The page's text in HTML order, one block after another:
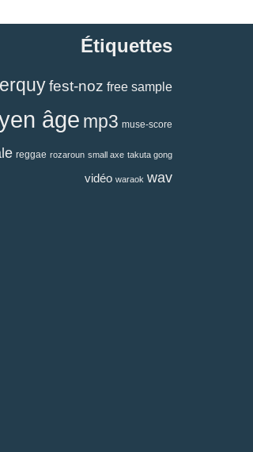
Étiquettes
erquyfest-noz free sample
âge mp3 muse-score
reggae rozaroun small axe takuta gong
vidéo waraok wav